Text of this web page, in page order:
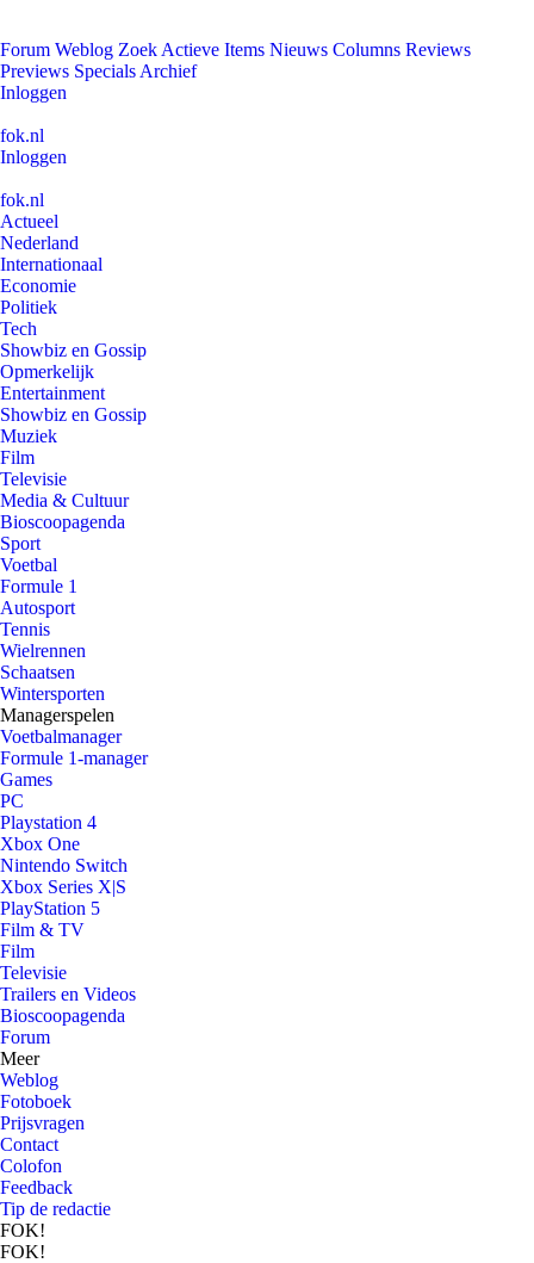
Forum Weblog Zoek Actieve Items Nieuws Columns Reviews
Previews Specials Archief
Inloggen
fok.nl
Inloggen
fok.nl
Actueel
Nederland
Internationaal
Economie
Politiek
Tech
Showbiz en Gossip
Opmerkelijk
Entertainment
Showbiz en Gossip
Muziek
Film
Televisie
Media & Cultuur
Bioscoopagenda
Sport
Voetbal
Formule 1
Autosport
Tennis
Wielrennen
Schaatsen
Wintersporten
Managerspelen
Voetbalmanager
Formule 1-manager
Games
PC
Playstation 4
Xbox One
Nintendo Switch
Xbox Series X|S
PlayStation 5
Film & TV
Film
Televisie
Trailers en Videos
Bioscoopagenda
Forum
Meer
Weblog
Fotoboek
Prijsvragen
Contact
Colofon
Feedback
Tip de redactie
FOK!
FOK!